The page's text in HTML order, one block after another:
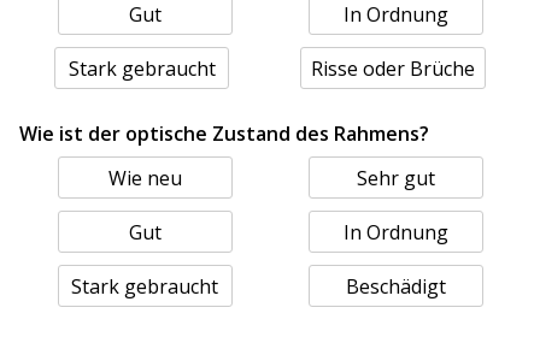
Gut In Ordnung
Stark gebraucht Risse oder Brüche
Wie ist der optische Zustand des Rahmens?
Wie neu
Sehr gut
Gut In Ordnung
Stark gebraucht Beschädigt